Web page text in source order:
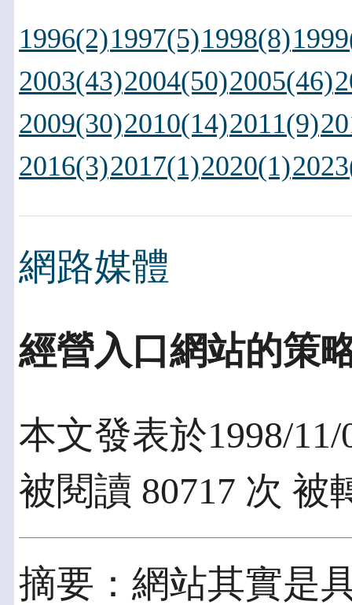
1996(2)1997(5)1998(8)
2003(43)2004(50)2005(46)
2009(30)2010(14)2011(9)
2016(3)2017(1)2020(1)
網路媒體
經營入口網站的策
本文發表於1998/11/
被閱讀 80717 次 被
摘要：網站其實是